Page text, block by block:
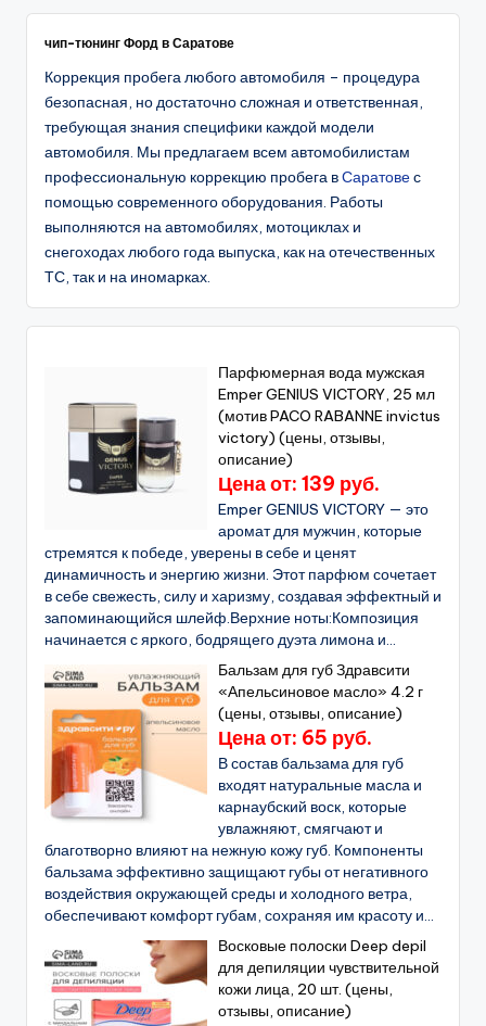
чип-тюнинг Форд в Саратове
Коррекция пробега любого автомобиля – процедура
безопасная, но достаточно сложная и ответственная,
требующая знания специфики каждой модели
автомобиля. Мы предлагаем всем автомобилистам
профессиональную коррекцию пробега вСаратовес
помощью современного оборудования. Работы
выполняются на автомобилях, мотоциклах и
снегоходах любого года выпуска, как на отечественных
ТС, так и на иномарках.
Парфюмерная вода мужская
Emper GENIUS VICTORY, 25 мл
(мотив PACO RABANNE invictus
victory) (цены, отзывы,
описание)
Цена от: 139 руб.
Emper GENIUS VICTORY — это
аромат для мужчин, которые
стремятся к победе, уверены в себе и ценят
динамичность и энергию жизни. Этот парфюм сочетает
в себе свежесть, силу и харизму, создавая эффектный и
запоминающийся шлейф.Верхние ноты:Композиция
начинается с яркого, бодрящего дуэта лимона и...
Бальзам для губ Здравсити
«Апельсиновое масло» 4.2 г
(цены, отзывы, описание)
Цена от: 65 руб.
В состав бальзама для губ
входят натуральные масла и
карнаубский воск, которые
увлажняют, смягчают и
благотворно влияют на нежную кожу губ. Компоненты
бальзама эффективно защищают губы от негативного
воздействия окружающей среды и холодного ветра,
обеспечивают комфорт губам, сохраняя им красоту и...
Восковые полоски Deep depil
для депиляции чувствительной
кожи лица, 20 шт. (цены,
отзывы, описание)